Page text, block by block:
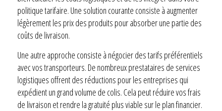
politique tarifaire. Une solution courante consiste à augmenter
légèrement les prix des produits pour absorber une partie des
coûts de livraison.
Une autre approche consiste à négocier des tarifs préférentiels
avec vos transporteurs. De nombreux prestataires de services
logistiques offrent des réductions pour les entreprises qui
expédient un grand volume de colis. Cela peut réduire vos frais
de livraison et rendre la gratuité plus viable sur le plan financier.